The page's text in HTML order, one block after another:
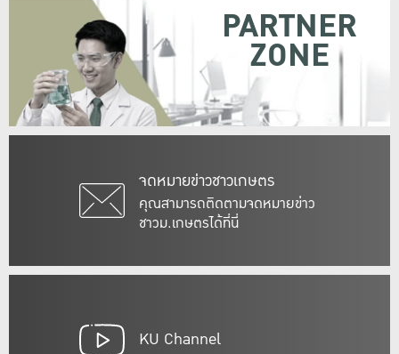
จดหมายข่าวชาวเกษตร
คุณสามารถติดตามจดหมายข่าว
ชาวม.เกษตรได้ที่นี่
PARTNER
ZONE
KU Channel